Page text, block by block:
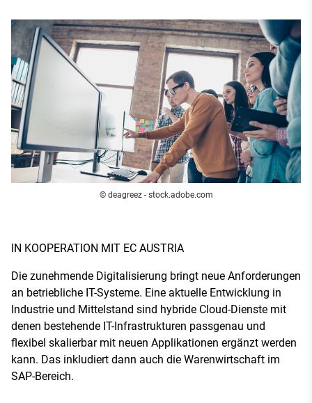
© deagreez - stock.adobe.com
IN KOOPERATION MIT EC AUSTRIA
Die zunehmende Digitalisierung bringt neue Anforderungen
an betriebliche IT-Systeme. Eine aktuelle Entwicklung in
Industrie und Mittelstand sind hybride Cloud-Dienste mit
denen bestehende IT-Infrastrukturen passgenau und
flexibel skalierbar mit neuen Applikationen ergänzt werden
kann. Das inkludiert dann auch die Warenwirtschaft im
SAP-Bereich.